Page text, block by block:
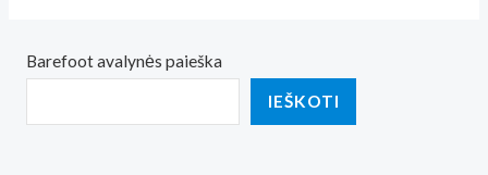
Barefoot avalynės paieška
IEŠKOTI